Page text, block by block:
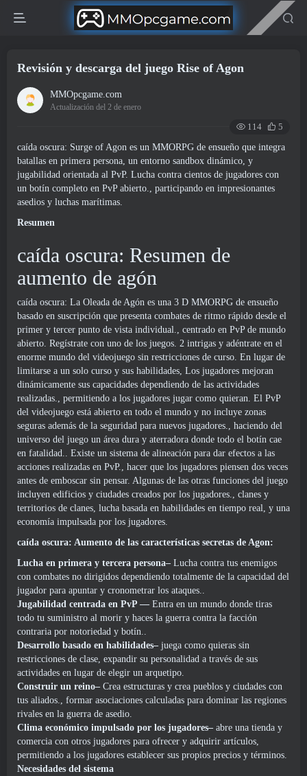
Revisión y descarga del juego Rise of Agon
MMOpcgame.com
Actualización del 2 de enero
114
5
caída oscura: Surge of Agon es un MMORPG de ensueño que integra
batallas en primera persona, un entorno sandbox dinámico, y
jugabilidad orientada al PvP. Lucha contra cientos de jugadores con
un botín completo en PvP abierto., participando en impresionantes
asedios y luchas marítimas.
Resumen
caída oscura: Resumen de
aumento de agón
caída oscura: La Oleada de Agón es una 3 D MMORPG de ensueño
basado en suscripción que presenta combates de ritmo rápido desde el
primer y tercer punto de vista individual., centrado en PvP de mundo
abierto. Regístrate con uno de los juegos. 2 intrigas y adéntrate en el
enorme mundo del videojuego sin restricciones de curso. En lugar de
limitarse a un solo curso y sus habilidades, Los jugadores mejoran
dinámicamente sus capacidades dependiendo de las actividades
realizadas., permitiendo a los jugadores jugar como quieran. El PvP
del videojuego está abierto en todo el mundo y no incluye zonas
seguras además de la seguridad para nuevos jugadores., haciendo del
universo del juego un área dura y aterradora donde todo el botín cae
en fatalidad.. Existe un sistema de alineación para dar efectos a las
acciones realizadas en PvP., hacer que los jugadores piensen dos veces
antes de emboscar sin pensar. Algunas de las otras funciones del juego
incluyen edificios y ciudades creados por los jugadores., clanes y
territorios de clanes, lucha basada en habilidades en tiempo real, y una
economía impulsada por los jugadores.
caída oscura: Aumento de las características secretas de Agon:
Lucha en primera y tercera persona– Lucha contra tus enemigos
con combates no dirigidos dependiendo totalmente de la capacidad del
jugador para apuntar y cronometrar los ataques..
Jugabilidad centrada en PvP — Entra en un mundo donde tiras
todo tu suministro al morir y haces la guerra contra la facción
contraria por notoriedad y botín..
Desarrollo basado en habilidades– juega como quieras sin
restricciones de clase, expandir su personalidad a través de sus
actividades en lugar de elegir un arquetipo.
Construir un reino– Crea estructuras y crea pueblos y ciudades con
tus aliados., formar asociaciones calculadas para dominar las regiones
rivales en la guerra de asedio.
Clima económico impulsado por los jugadores– abre una tienda y
comercia con otros jugadores para ofrecer y adquirir artículos,
permitiendo a los jugadores establecer sus propios precios y términos.
Necesidades del sistema